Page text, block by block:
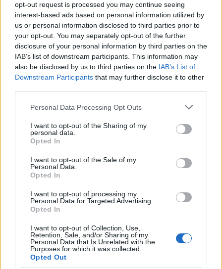
opt-out request is processed you may continue seeing
interest-based ads based on personal information utilized by
us or personal information disclosed to third parties prior to
your opt-out. You may separately opt-out of the further
disclosure of your personal information by third parties on the
IAB’s list of downstream participants. This information may
also be disclosed by us to third parties on the IAB’s List of
Downstream Participants that may further disclose it to other
Please note that this website/app uses one or more Google
not limited to your visit or usage behaviour. You may click to
grant or deny consent to Google and its third-party tags to
use your data for below specified purposes in below Google
consent section.
Personal Data Processing Opt Outs
I want to opt-out of the Sharing of my
personal data.
Opted In
I want to opt-out of the Sale of my
Personal Data.
Opted In
I want to opt-out of processing my
Personal Data for Targeted Advertising.
Opted In
I want to opt-out of Collection, Use,
Retention, Sale, and/or Sharing of my
Personal Data that Is Unrelated with the
Purposes for which it was collected.
Opted Out
Aztán ismerteti a parancsot:
innen csak a munkaképes zsidó
férfiakat szállítják el
teherautókon, az ott maradó
gyerekeket, nőket és időseket le
Ez az, amit eddig még nem csináltak a
tartalékos hamburgi rendőrök. Borzasztó,
hogy ezt a feladatot kapták – mondja a
parancsnok, majd hozzáteszi: aki úgy érzi,
nem tudja vállalni, most lépjen ki.
Az első emberrel, aki kilép, elkezd üvöltözni
közvetlen felettese, de Trapp őrnagy
lecsillapítja őket. Összesen 10-12 rendőr lép
ki az ötszázból. A többiek ezzel azt mondták,
hogy ők szeretnének ölni? Vági Zoltán